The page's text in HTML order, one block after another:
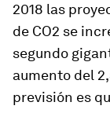
2018 las
de CO2 se
segundo
aumento del
previsión es